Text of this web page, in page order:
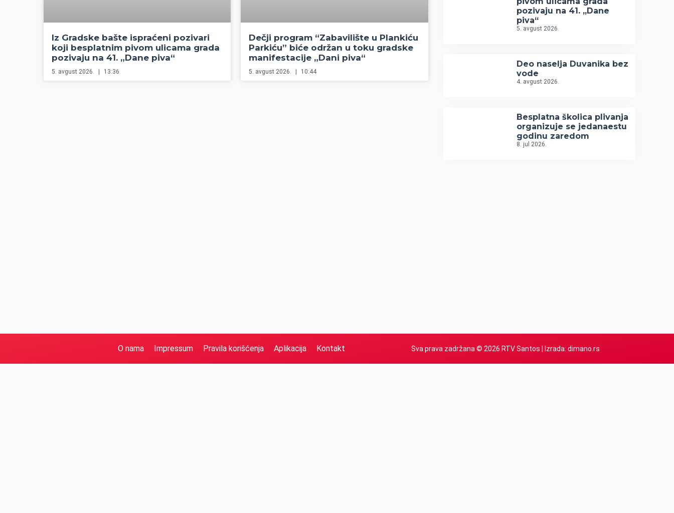
Iz Gradske bašte ispraćeni pozivari
koji besplatnim pivom ulicama grada
pozivaju na 41. „Dane piva“
5. avgust 2026. 13:36
Dečji program “Zabavilište u Plankiću
Parkiću” biće održan u toku gradske
manifestacije „Dani piva“
5. avgust 2026. 10:44
pozivaju na 41. „Dane
piva“
5. avgust 2026.
Deo naselja Duvanika bez
vode
4. avgust 2026.
Besplatna školica plivanja
organizuje se jedanaestu
godinu zaredom
8. jul 2026.
O nama Impressum Pravila korišćenja Aplikacija Kontakt Sva prava zadržana © 2026 RTV Santos | Izrada: dimano.rs